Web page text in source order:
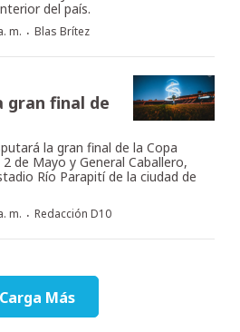
del país.
m. · Blas Brítez
gran final de
la gran final de la Copa
de Mayo y General Caballero,
Río Parapití de la ciudad de
m. · Redacción D10
Carga Más